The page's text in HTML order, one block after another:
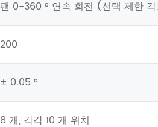
팬 0-360 ° 연속 회전 (선택 제한
200
± 0.05 °
8 개, 각각 10 개 위치